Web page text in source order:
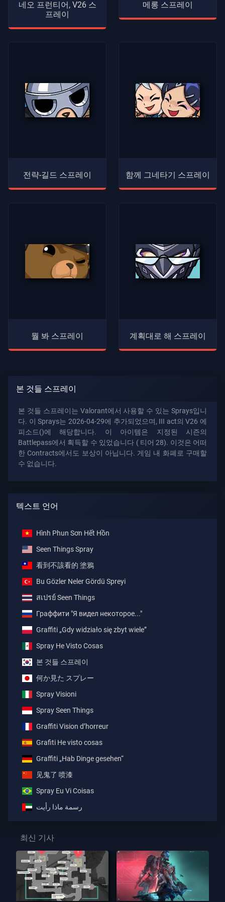
네오 프런티어, V26 스
프레이
메롱 스프레이
전략-길드 스프레이 함께 그네타기 스프레이
뭘 봐 스프레이 계획대로 해 스프레이
본 것들 스프레이
본 것들 스프레이는 Valorant에서 사용할 수 있는 Sprays입니
다. 이 Sprays는 2026-04-29에 추가되었으며, III act의 V26 에
피소드()에 해당합니다. 이 아이템은 지정된 시즌의
Battlepass에서 획득할 수 있었습니다 (티어 28). 이것은 어떠
한 Contracts에서도 보상이 아닙니다. 게임 내 화폐로 구매할
수 없습니다.
텍스트 언어
Hình Phun Sơn Hết Hồn
Seen Things Spray
看到不該看的 塗鴉
Bu Gözler Neler Gördü Spreyi
สเปรย์ Seen Things
Граффити "Я видел некоторое..."
Graffiti „Gdy widziało się zbyt wiele”
Spray He Visto Cosas
본 것들 스프레이
何か見た スプレー
Spray Visioni
Spray Seen Things
Graffiti Vision d’horreur
Grafiti He visto cosas
Graffiti „Hab Dinge gesehen“
见鬼了 喷漆
Spray Eu Vi Coisas
رسمة ماذا رأيت
최신 기사